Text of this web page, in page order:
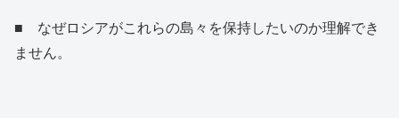
■ なぜロシアがこれらの島々を保持したいのか理解でき
ません。